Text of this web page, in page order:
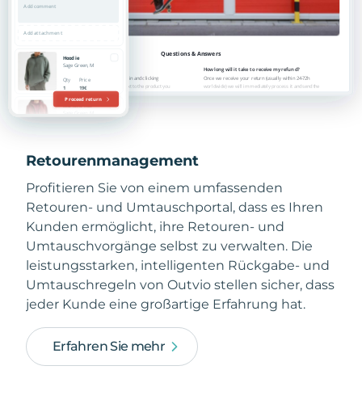
Retourenmanagement
Profitieren Sie von einem umfassenden
Retouren- und Umtauschportal, dass es Ihren
Kunden ermöglicht, ihre Retouren- und
Umtauschvorgänge selbst zu verwalten. Die
leistungsstarken, intelligenten Rückgabe- und
Umtauschregeln von Outvio stellen sicher, dass
jeder Kunde eine großartige Erfahrung hat.
Erfahren Sie mehr